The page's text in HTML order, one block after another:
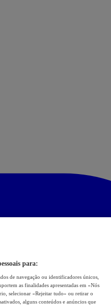
para:
de navegação ou identificadores únicos,
as finalidades apresentadas em «Nós
selecionar «Rejeitar tudo» ou retirar o
alguns conteúdos e anúncios que